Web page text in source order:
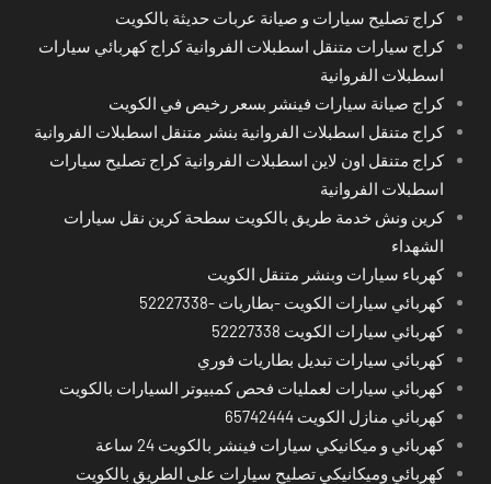
كراج تصليح سيارات و صيانة عربات حديثة بالكويت
كراج سيارات متنقل اسطبلات الفروانية كراج كهربائي سيارات
اسطبلات الفروانية
كراج صيانة سيارات فينشر بسعر رخيص في الكويت
كراج متنقل اسطبلات الفروانية بنشر متنقل اسطبلات الفروانية
كراج متنقل اون لاين اسطبلات الفروانية كراج تصليح سيارات
اسطبلات الفروانية
كرين ونش خدمة طريق بالكويت سطحة كرين نقل سيارات
الشهداء
كهرباء سيارات وبنشر متنقل الكويت
كهربائي سيارات الكويت -بطاريات -52227338
كهربائي سيارات الكويت 52227338
كهربائي سيارات تبديل بطاريات فوري
كهربائي سيارات لعمليات فحص كمبيوتر السيارات بالكويت
كهربائي منازل الكويت 65742444
كهربائي و ميكانيكي سيارات فينشر بالكويت 24 ساعة
كهربائي وميكانيكي تصليح سيارات على الطريق بالكويت